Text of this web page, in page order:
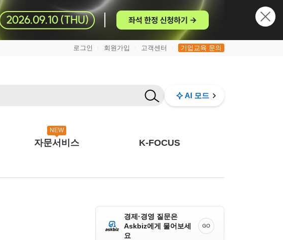
로그인 회원가입 고객센터 기업교육 문의
AI 모드
NEW
자문서비스 K-FOCUS
경제·경영 질문은
Askbiz에게 물어보세
요
GO